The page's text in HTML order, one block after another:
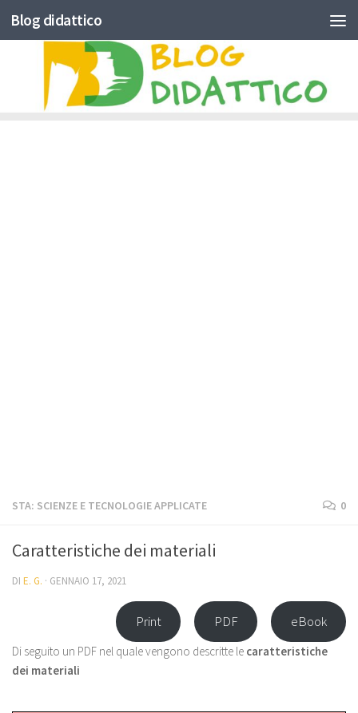
Skip to content
Blog didattico
STA: SCIENZE E TECNOLOGIE APPLICATE 0
Caratteristiche dei materiali
DI E. G. · GENNAIO 17, 2021
Print PDF eBook
Di seguito un PDF nel quale vengono descritte le caratteristiche
dei materiali